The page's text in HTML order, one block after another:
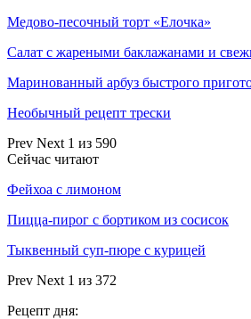
Медово-песочный торт «Елочка»
Салат с жареными баклажанами и
Маринованный арбуз быстрого
Необычный рецепт трески
Prev Next 1 из 590
Сейчас читают
Фейхоа с лимоном
Пицца-пирог с бортиком из сосисок
Тыквенный суп-пюре с курицей
Prev Next 1 из 372
Рецепт дня: